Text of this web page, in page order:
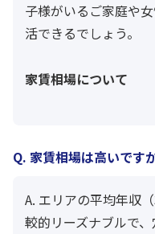
子様がいるご家庭や
活できるでしょう。
家賃相場について
Q. 家賃相場は高いです
A. エリアの平均年収
較的リーズナブルで